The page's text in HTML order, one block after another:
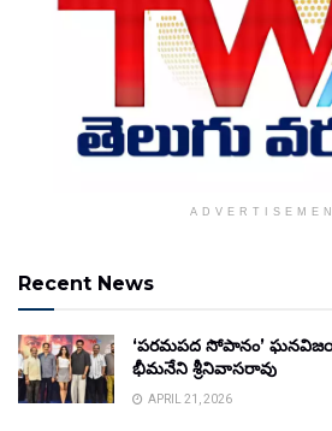
Recent News
‘పరమపద సోపానం’
భీమనేని శ్రీనివాసరావు
APRIL 21, 2026